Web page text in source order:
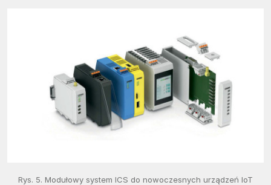
Rys. 5. Modułowy system ICS do nowoczesnych urządzeń IoT